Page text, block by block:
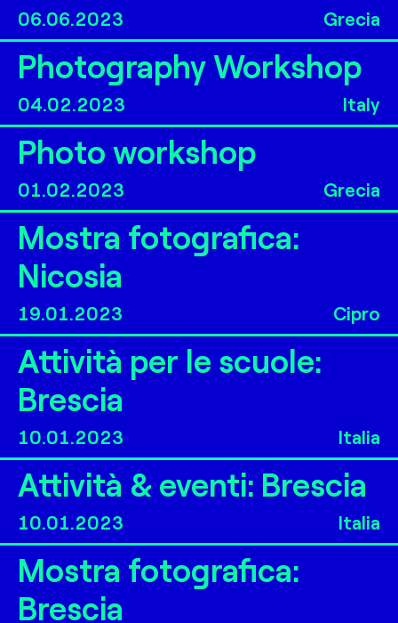
06.06.2023 Grecia
Photography Workshop
04.02.2023 Italy
Photo workshop
01.02.2023 Grecia
Mostra fotografica:
Nicosia
19.01.2023 Cipro
Attività per le scuole:
Brescia
10.01.2023 Italia
Attività & eventi: Brescia
10.01.2023 Italia
Mostra fotografica:
Brescia